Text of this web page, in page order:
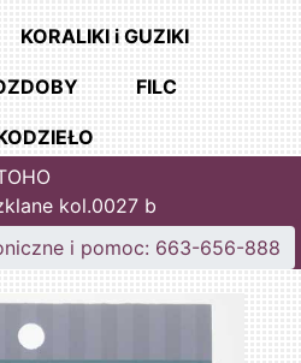
KORALIKI i GUZIKI
FILC
kol.0027 b
i pomoc: 663-656-888